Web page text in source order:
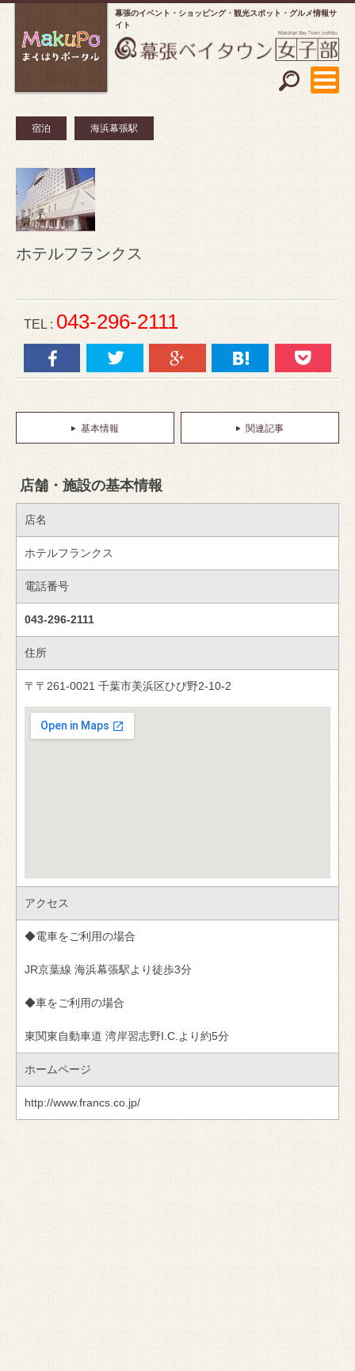
幕張のイベント・ショッピング
観光スポット・グルメ情報サ
イト
宿泊 海浜幕張駅
ホテルフランクス
TEL : 043-296-2111
基本情報 関連記事
店舗・施設の基本情報
店名
ホテルフランクス
電話番号
043-296-2111
住所
〒〒261-0021 千葉市美浜区ひび野2-10-2
アクセス
◆電車をご利用の場合
JR京葉線 海浜幕張駅より徒歩3分
◆車をご利用の場合
東関東自動車道 湾岸習志野I.C.より約5分
ホームページ
http://www.francs.co.jp/